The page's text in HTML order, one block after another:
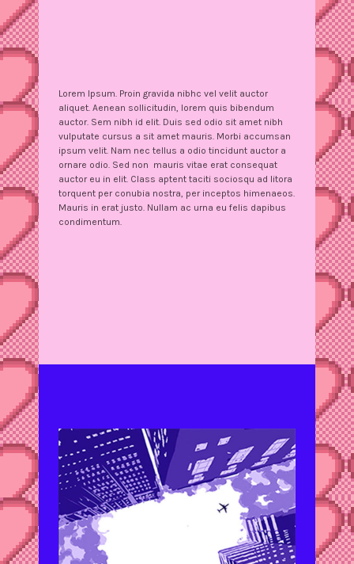
Lorem Ipsum. Proin gravida nibhc vel velit auctor
aliquet. Aenean sollicitudin, lorem quis bibendum
auctor. Sem nibh id elit. Duis sed odio sit amet nibh
vulputate cursus a sit amet mauris. Morbi accumsan
ipsum velit. Nam nec tellus a odio tincidunt auctor a
ornare odio. Sed non mauris vitae erat consequat
auctor eu in elit. Class aptent taciti sociosqu ad litora
torquent per conubia nostra, per inceptos himenaeos.
Mauris in erat justo. Nullam ac urna eu felis dapibus
condimentum.